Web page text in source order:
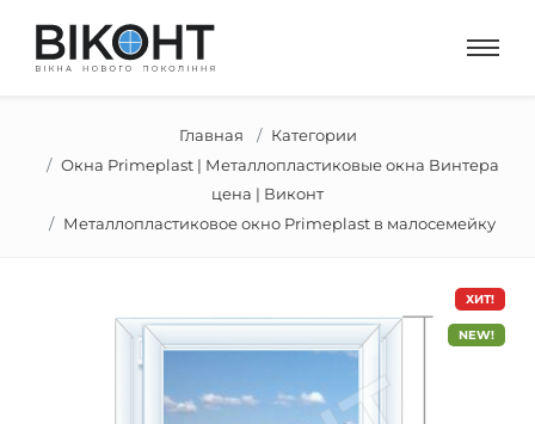
Главная
Категории
Окна Primeplast | Металлопластиковые окна Винтера
цена | Виконт
Металлопластиковое окно Primeplast в малосемейку
ХИТ!
NEW!